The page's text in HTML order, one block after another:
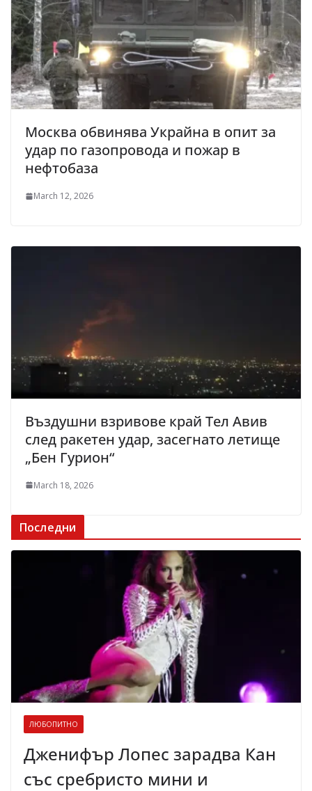
Москва обвинява Украйна в опит за
удар по газопровода и пожар в
нефтобаза
March 12, 2026
Въздушни взривове край Тел Авив
след ракетен удар, засегнато летище
„Бен Гурион“
March 18, 2026
Последни
ЛЮБОПИТНО
Дженифър Лопес зарадва Кан
със сребристо мини и